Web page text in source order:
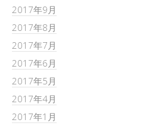
2017年9月
2017年8月
2017年7月
2017年6月
2017年5月
2017年4月
2017年1月